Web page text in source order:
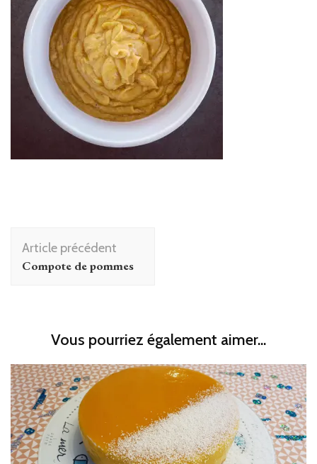
Navigation
d'article
Article précédent
Compote de pommes
Vous pourriez également aimer...